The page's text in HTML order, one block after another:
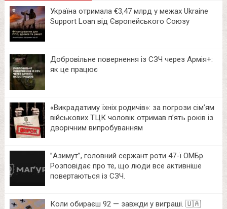
Україна отримала €3,47 млрд у межах Ukraine
Support Loan від Європейського Союзу
Добровільне повернення із СЗЧ через Армія+:
як це працює
«Викрадатиму їхніх родичів»: за погрози сім’ям
військових ТЦК чоловік отримав п’ять років із
дворічним випробуванням
⁨”Азимут”, головний сержант роти 47-ї ОМБр.
Розповідає про те, що люди все активніше
повертаються із СЗЧ.
Коли обираєш 92 — завжди у виграші. 🇺🇦